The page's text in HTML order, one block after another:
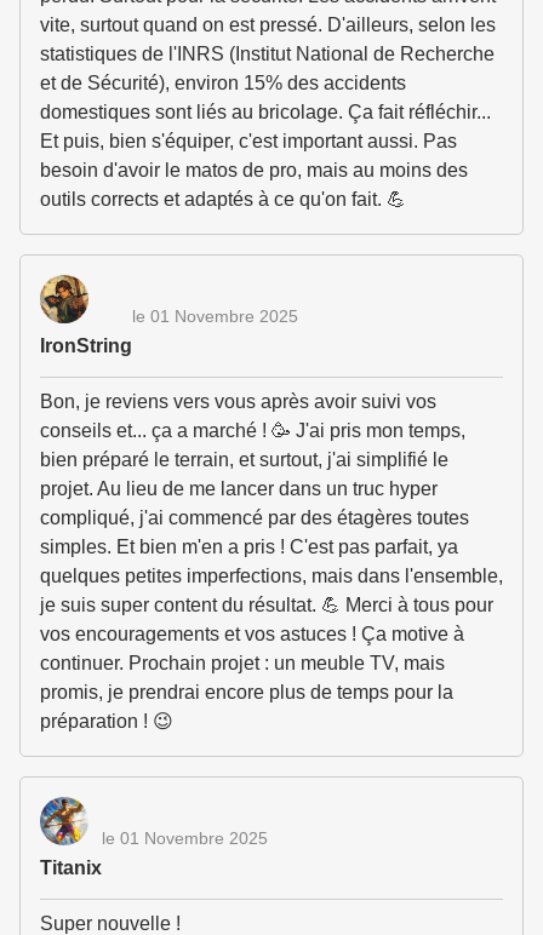
vite, surtout quand on est pressé. D'ailleurs, selon les
statistiques de l'INRS (Institut National de Recherche
et de Sécurité), environ 15% des accidents
domestiques sont liés au bricolage. Ça fait réfléchir...
Et puis, bien s'équiper, c'est important aussi. Pas
besoin d'avoir le matos de pro, mais au moins des
outils corrects et adaptés à ce qu'on fait. 💪
IronString
le 01 Novembre 2025
Bon, je reviens vers vous après avoir suivi vos
conseils et... ça a marché ! 🥳 J'ai pris mon temps,
bien préparé le terrain, et surtout, j'ai simplifié le
projet. Au lieu de me lancer dans un truc hyper
compliqué, j'ai commencé par des étagères toutes
simples. Et bien m'en a pris ! C'est pas parfait, ya
quelques petites imperfections, mais dans l'ensemble,
je suis super content du résultat. 💪 Merci à tous pour
vos encouragements et vos astuces ! Ça motive à
continuer. Prochain projet : un meuble TV, mais
promis, je prendrai encore plus de temps pour la
préparation ! 😉
Titanix
le 01 Novembre 2025
Super nouvelle !